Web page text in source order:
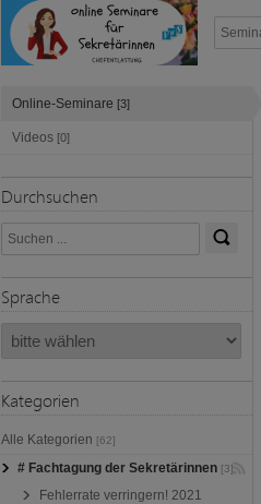
Online-Seminare [3]
Videos [0]
Durchsuchen
Sprache
Kategorien
Alle Kategorien [62]
# Fachtagung der Sekretärinnen [3]
Fehlerrate verringern! 2021